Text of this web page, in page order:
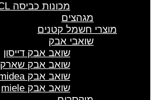
מכונות כביסה TCL
מגהצים
מוצרי חשמל קטנים
שואבי אבק
שואב אבק דייסון
שואב אבק שארק
שואב אבק midea
שואב אבק miele